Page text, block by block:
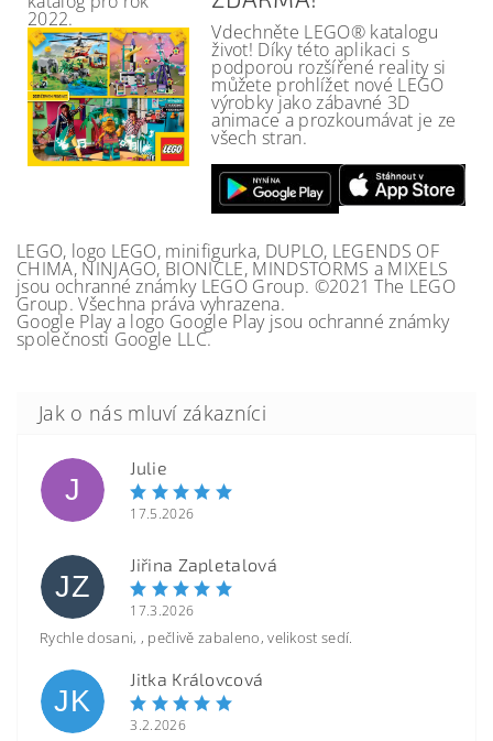
2022.
Vdechněte LEGO® katalogu
život! Díky této aplikaci s
podporou rozšířené reality si
můžete prohlížet nové LEGO
výrobky jako zábavné 3D
animace a prozkoumávat je ze
všech stran.
LEGO, logo LEGO, minifigurka, DUPLO, LEGENDS OF
CHIMA, NINJAGO, BIONICLE, MINDSTORMS a MIXELS
jsou ochranné známky LEGO Group. ©2021 The LEGO
Group. Všechna práva vyhrazena.
Google Play a logo Google Play jsou ochranné známky
společnosti Google LLC.
J
Julie
17.5.2026
JZ
Jiřina Zapletalová
17.3.2026
Rychle dosani, , pečlivě zabaleno, velikost sedí.
JK
Jitka Královcová
3.2.2026